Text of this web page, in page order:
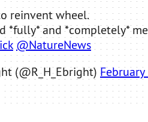
reinvent wheel.
*fully* and *completely*
@NatureNews
(@R_H_Ebright)